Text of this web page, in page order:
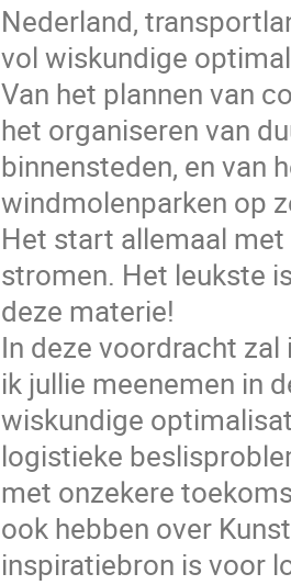
Nederland,
vol wiskundige
Van het plannen van
het organiseren van
binnensteden, en van
windmolenparken op
Het start allemaal
stromen. Het leukste
deze materie!
In deze voordracht
ik jullie meenemen in
wiskundige
logistieke
met onzekere
ook hebben over
inspiratiebron is voor